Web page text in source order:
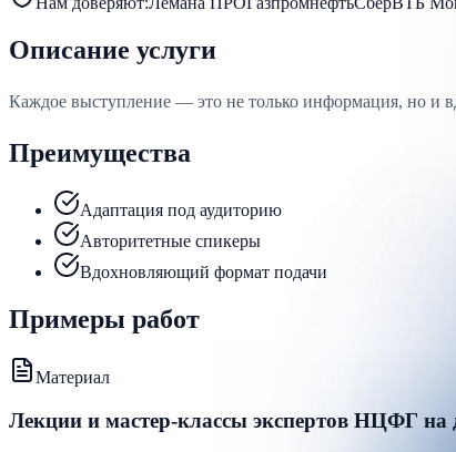
Описание услуги
Каждое выступление — это не только информация, но и
Преимущества
Адаптация под аудиторию
Авторитетные спикеры
Вдохновляющий формат подачи
Примеры работ
Материал
Лекции и мастер-классы экспертов НЦФГ на